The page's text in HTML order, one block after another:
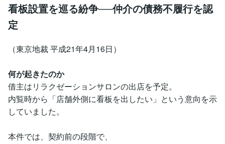
看板設置を巡る紛争──仲介の債務不履行を認
定
（東京地裁 平成21年4月16日）
何が起きたのか
借主はリラクゼーションサロンの出店を予定。
内覧時から「店舗外側に看板を出したい」という意向を示
していました。
本件では、契約前の段階で、